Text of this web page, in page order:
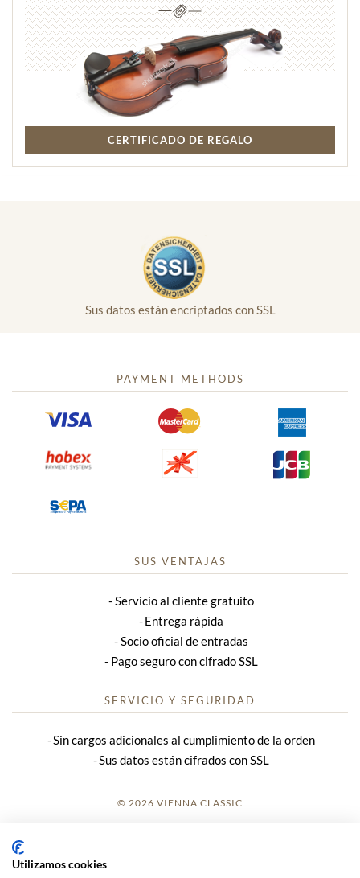
CERTIFICADO DE REGALO
Sus datos están encriptados con SSL
PAYMENT METHODS
SUS VENTAJAS
Servicio al cliente gratuito
Entrega rápida
Socio oficial de entradas
Pago seguro con cifrado SSL
SERVICIO Y SEGURIDAD
Sin cargos adicionales al cumplimiento de la orden
Sus datos están cifrados con SSL
© 2026 VIENNA CLASSIC
Utilizamos cookies